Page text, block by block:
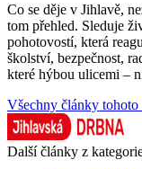
Co se děje v Jihlavě,
tom přehled. Sleduje
pohotovostí, která
školství, bezpečnost,
které hýbou ulicemi –
Všechny články
Další články z